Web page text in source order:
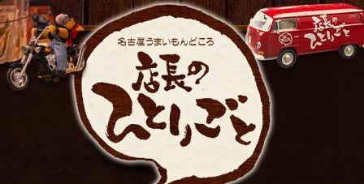
名古屋市伏見の居酒屋【店長の
ひとりごと】のブログ
出張や観光に名古屋めしがおすすめで
す